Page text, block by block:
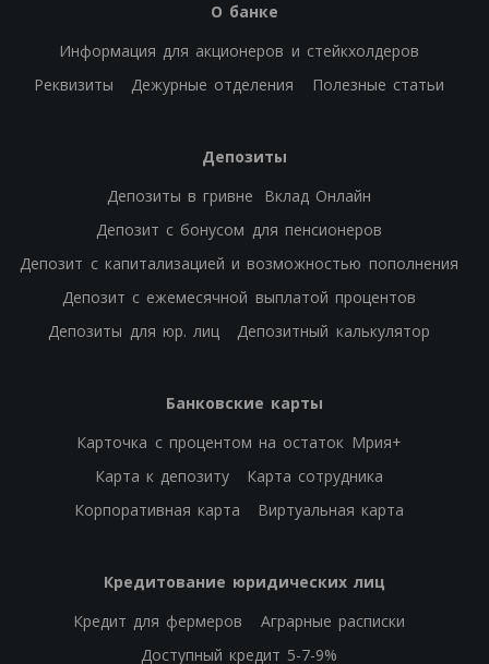
О банке
Информация для акционеров и стейкхолдеров
Реквизиты
Дежурные отделения Полезные статьи
Депозиты
Депозиты в гривне
Вклад Онлайн
Депозит с бонусом для пенсионеров
Депозит с капитализацией и возможностью пополнения
Депозит с ежемесячной выплатой процентов
Депозиты для юр. лиц
Депозитный калькулятор
Банковские карты
Карточка с процентом на остаток Мрия+
Карта к депозиту
Карта сотрудника
Корпоративная карта
Виртуальная карта
Кредитование юридических лиц
Кредит для фермеров
Аграрные расписки
Доступный кредит 5-7-9%